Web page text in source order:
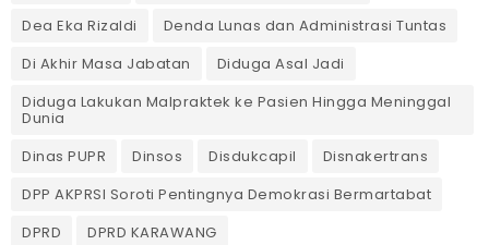
Dea Eka Rizaldi
Denda Lunas dan Administrasi Tuntas
‎Di Akhir Masa Jabatan
Diduga Asal Jadi
Diduga Lakukan Malpraktek ke Pasien Hingga Meninggal
Dunia
Dinas PUPR
Dinsos Disdukcapil
Disnakertrans
DPP AKPRSI Soroti Pentingnya Demokrasi Bermartabat
DPRD
DPRD KARAWANG